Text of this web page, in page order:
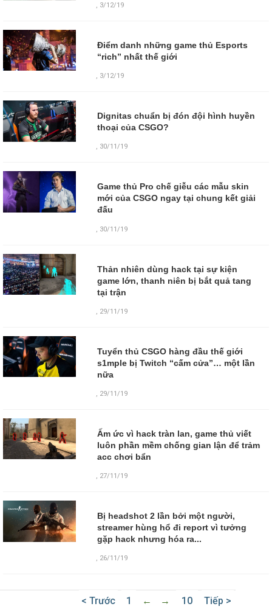
, 3/12/19
Điểm danh những game thủ Esports
“rich” nhất thế giới
, 3/12/19
Dignitas chuẩn bị đón đội hình huyền
thoại của CSGO?
, 30/11/19
Game thủ Pro chế giễu các mẫu skin
mới của CSGO ngay tại chung kết giải
đấu
30/11/19
Thản nhiên dùng hack tại sự kiện
game lớn, thanh niên bị bắt quả tang
tại trận
, 29/11/19
Tuyển thủ CSGO hàng đầu thế giới
s1mple bị Twitch “cấm cửa”… một lần
nữa
, 29/11/19
Ấm ức vì hack tràn lan, game thủ viết
luôn phần mềm chống gian lận để trảm
acc chơi bẩn
, 27/11/19
Bị headshot 2 lần bởi một người,
streamer hùng hổ đi report vì tưởng
gặp hack nhưng hóa ra...
, 26/11/19
< Trước 1 ← → 10 Tiếp >